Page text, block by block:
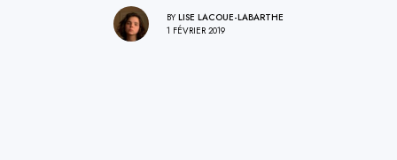
BY LISE LACOUE-LABARTHE
1 FÉVRIER 2019